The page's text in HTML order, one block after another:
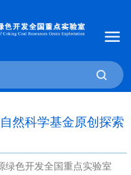
然科学基金原创探索
绿色开发全国重点实验室